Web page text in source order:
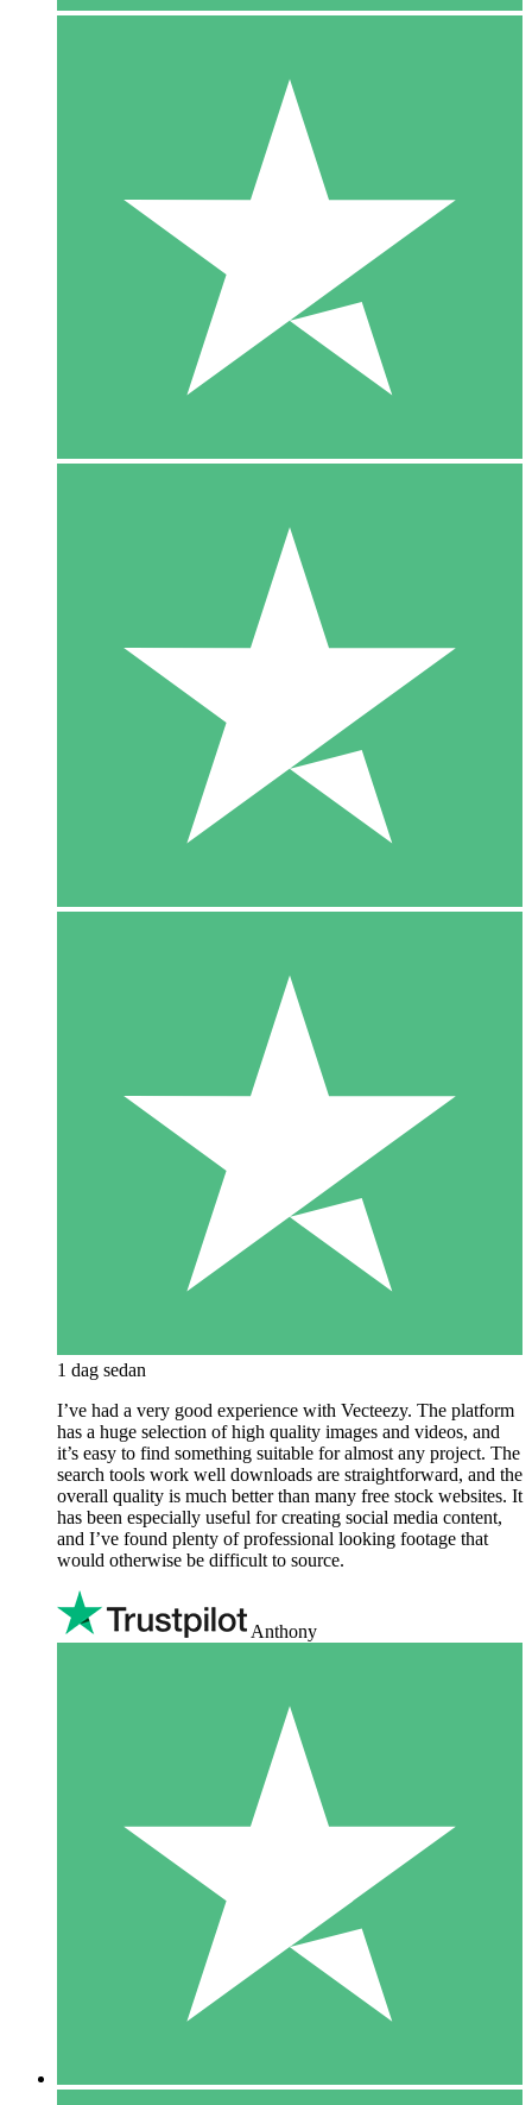
1 dag sedan
I’ve had a very good experience with Vecteezy. The platform
has a huge selection of high quality images and videos, and
it’s easy to find something suitable for almost any project. The
search tools work well downloads are straightforward, and the
overall quality is much better than many free stock websites. It
has been especially useful for creating social media content,
and I’ve found plenty of professional looking footage that
would otherwise be difficult to source.
Anthony